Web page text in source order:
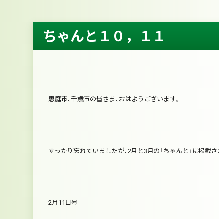
ちゃんと１０，１１
恵庭市、千歳市の皆さま、おはようございます。
すっかり忘れていましたが、2月と3月の「ちゃんと」に掲載
2月11日号